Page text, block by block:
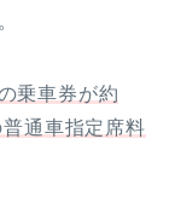
乗車券が約
通車指定席料